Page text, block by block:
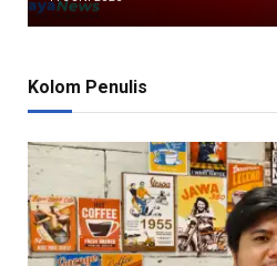
Kolom Penulis